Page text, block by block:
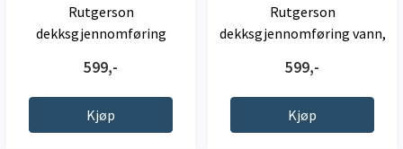
Rutgerson
dekksgjennomføring
599,-
Kjøp
Rutgerson
dekksgjennomføring vann,
599,-
Kjøp